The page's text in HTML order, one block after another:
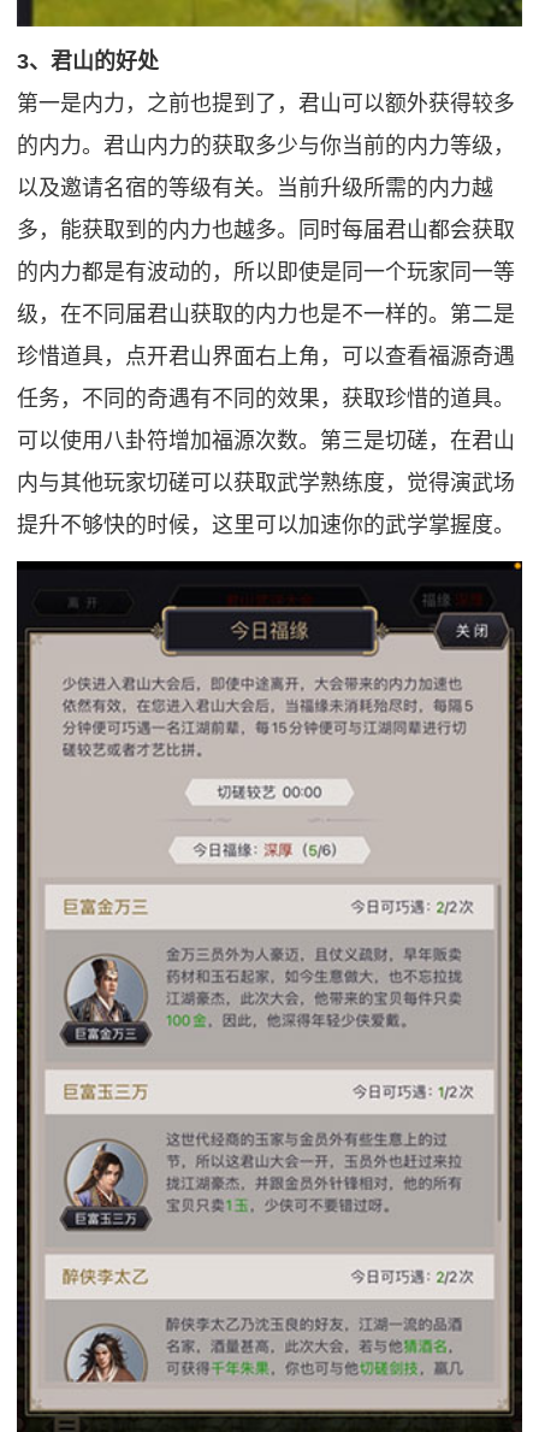
3、君山的好处
第一是内力，之前也提到了，君山可以额外获得较多
的内力。君山内力的获取多少与你当前的内力等级，
以及邀请名宿的等级有关。当前升级所需的内力越
多，能获取到的内力也越多。同时每届君山都会获取
的内力都是有波动的，所以即使是同一个玩家同一等
级，在不同届君山获取的内力也是不一样的。第二是
珍惜道具，点开君山界面右上角，可以查看福源奇遇
任务，不同的奇遇有不同的效果，获取珍惜的道具。
可以使用八卦符增加福源次数。第三是切磋，在君山
内与其他玩家切磋可以获取武学熟练度，觉得演武场
提升不够快的时候，这里可以加速你的武学掌握度。